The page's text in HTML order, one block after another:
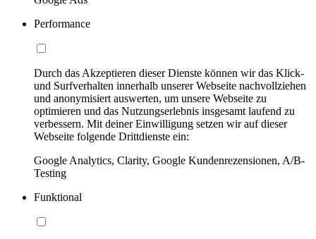
Performance
Durch das Akzeptieren dieser Dienste können wir das Klick-
und Surfverhalten innerhalb unserer Webseite nachvollziehen
und anonymisiert auswerten, um unsere Webseite zu
optimieren und das Nutzungserlebnis insgesamt laufend zu
verbessern. Mit deiner Einwilligung setzen wir auf dieser
Webseite folgende Drittdienste ein:
Google Analytics, Clarity, Google Kundenrezensionen, A/B-
Testing
Funktional